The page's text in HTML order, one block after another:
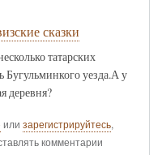
сказки
татарских
Бугульминкого уезда.А у
деревня?
или зарегистрируйтесь,
комментарии